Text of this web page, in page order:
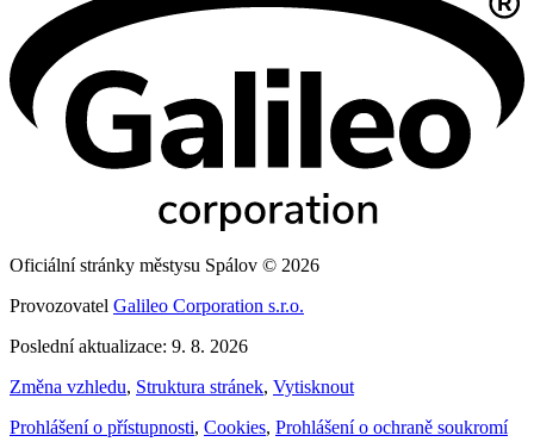
Oficiální stránky městysu Spálov © 2026
Provozovatel Galileo Corporation s.r.o.
Poslední aktualizace: 9. 8. 2026
Změna vzhledu, Struktura stránek, Vytisknout
Prohlášení o přístupnosti, Cookies, Prohlášení o ochraně soukromí